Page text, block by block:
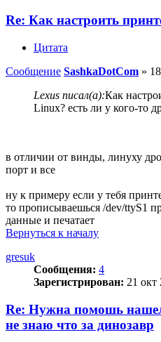
Re: Как настроить
Цитата
Сообщение SashkaDotCom »
Lexus писал(а):Как
Linux? есть ли у кого-то
в отличии от винды, линуху
порт и все
ну к примеру если у тебя
то прописываешься /dev/ttyS1
данные и печатает
Вернуться к началу
gresuk
Сообщения: 4
Зарегистрирован: 21 окт
Re: Нужна помошь
не знаю что за динозавр